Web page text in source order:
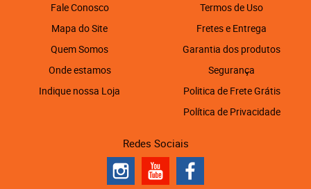
Fale Conosco
Mapa do Site
Quem Somos
Onde estamos
Indique nossa Loja
Termos de Uso
Fretes e Entrega
Garantia dos produtos
Segurança
Politica de Frete Grátis
Política de Privacidade
Redes Sociais